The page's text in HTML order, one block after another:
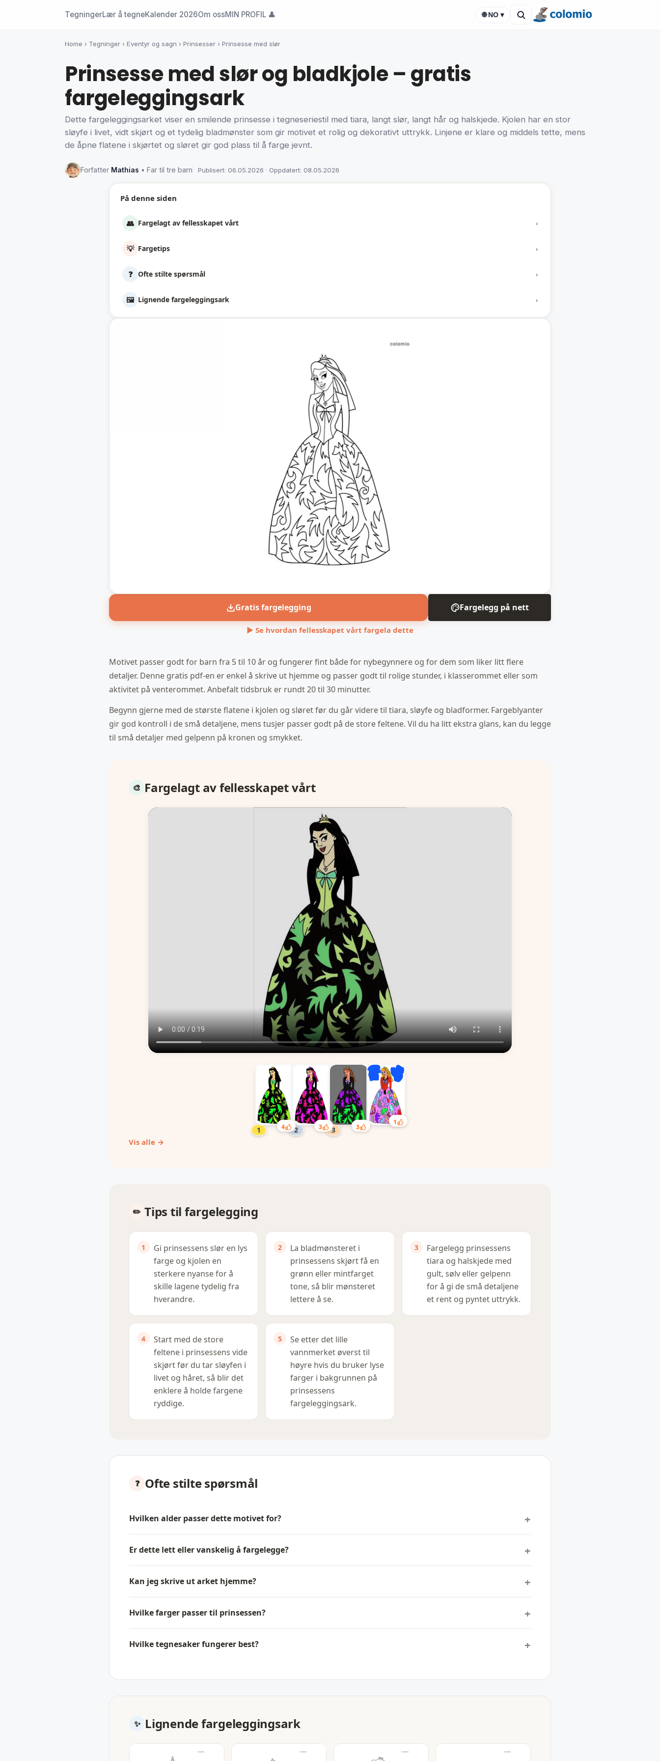
TegningerLær å tegneKalender 2026Om ossMIN PROFIL 👤 🌐 NO ▾
Home › Tegninger › Eventyr og sagn › Prinsesser › Prinsesse med slør
Prinsesse med slør og bladkjole – gratis
fargeleggingsark
Dette fargeleggingsarket viser en smilende prinsesse i tegneseriestil med tiara, langt slør, langt hår og halskjede. Kjolen har en stor
sløyfe i livet, vidt skjørt og et tydelig bladmønster som gir motivet et rolig og dekorativt uttrykk. Linjene er klare og middels tette, mens
de åpne flatene i skjørtet og sløret gir god plass til å farge jevnt.
Forfatter Mathias • Far til tre barn Publisert: 06.05.2026 · Oppdatert: 08.05.2026
På denne siden
👥 Fargelagt av fellesskapet vårt ›
💡 Fargetips ›
❓ Ofte stilte spørsmål ›
🖼️ Lignende fargeleggingsark ›
Gratis fargelegging Fargelegg på nett
▶ Se hvordan fellesskapet vårt fargela dette
Motivet passer godt for barn fra 5 til 10 år og fungerer fint både for nybegynnere og for dem som liker litt flere
detaljer. Denne gratis pdf-en er enkel å skrive ut hjemme og passer godt til rolige stunder, i klasserommet eller som
aktivitet på venterommet. Anbefalt tidsbruk er rundt 20 til 30 minutter.
Begynn gjerne med de største flatene i kjolen og sløret før du går videre til tiara, sløyfe og bladformer. Fargeblyanter
gir god kontroll i de små detaljene, mens tusjer passer godt på de store feltene. Vil du ha litt ekstra glans, kan du legge
til små detaljer med gelpenn på kronen og smykket.
Fargelagt av fellesskapet vårt
4 3 3
1
Vis alle →
Tips til fargelegging
Gi prinsessens slør en lys
farge og kjolen en
sterkere nyanse for å
skille lagene tydelig fra
hverandre.
La bladmønsteret i
prinsessens skjørt få en
grønn eller mintfarget
tone, så blir mønsteret
lettere å se.
Fargelegg prinsessens
tiara og halskjede med
gult, sølv eller gelpenn
for å gi de små detaljene
et rent og pyntet uttrykk.
Start med de store
feltene i prinsessens vide
skjørt før du tar sløyfen i
livet og håret, så blir det
enklere å holde fargene
ryddige.
Se etter det lille
vannmerket øverst til
høyre hvis du bruker lyse
farger i bakgrunnen på
prinsessens
fargeleggingsark.
Ofte stilte spørsmål
Hvilken alder passer dette motivet for?
Er dette lett eller vanskelig å fargelegge?
Kan jeg skrive ut arket hjemme?
Hvilke farger passer til prinsessen?
Hvilke tegnesaker fungerer best?
Lignende fargeleggingsark